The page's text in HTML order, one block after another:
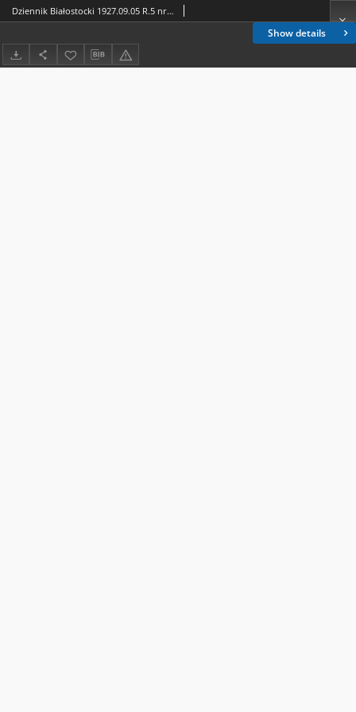
Show details
Dziennik Białostocki 1927.09.05 R.5 nr 248